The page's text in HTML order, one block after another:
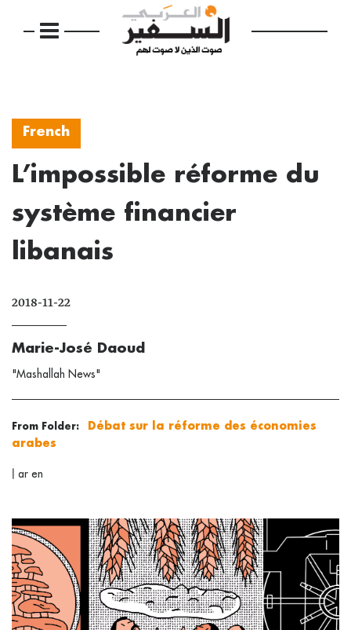
French
L’impossible réforme du
système financier
libanais
2018-11-22
Marie-José Daoud
"Mashallah News"
From Folder:
Débat sur la réforme des économies
arabes
| ar en